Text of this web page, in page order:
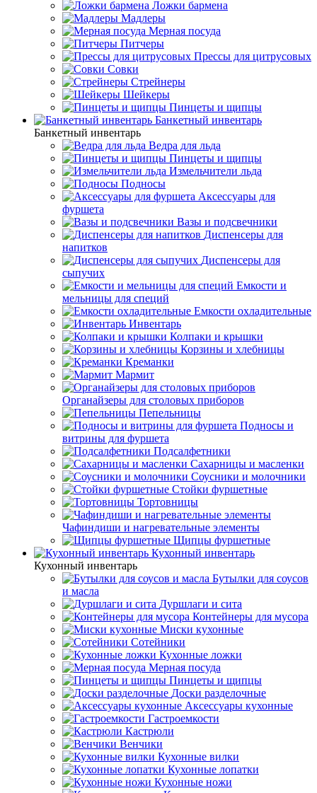
Ложки бармена
Мадлеры
Мерная посуда
Питчеры
Прессы для цитрусовых
Совки
Стрейнеры
Шейкеры
Пинцеты и щипцы
Банкетный инвентарь
Банкетный инвентарь
Ведра для льда
Пинцеты и щипцы
Измельчители льда
Подносы
Аксессуары для
фуршета
Вазы и подсвечники
Диспенсеры для
напитков
Диспенсеры для
сыпучих
Емкости и
мельницы для специй
Емкости охладительные
Инвентарь
Колпаки и крышки
Корзины и хлебницы
Креманки
Мармит
Органайзеры для столовых приборов
Пепельницы
Подносы и
витрины для фуршета
Подсалфетники
Сахарницы и масленки
Соусники и молочники
Стойки фуршетные
Тортовницы
Чафиндиши и нагревательные элементы
Щипцы фуршетные
Кухонный инвентарь
Кухонный инвентарь
Бутылки для соусов
и масла
Дуршлаги и сита
Контейнеры для мусора
Миски кухонные
Сотейники
Кухонные ложки
Мерная посуда
Пинцеты и щипцы
Доски разделочные
Аксессуары кухонные
Гастроемкости
Кастрюли
Венчики
Кухонные вилки
Кухонные лопатки
Кухонные ножи